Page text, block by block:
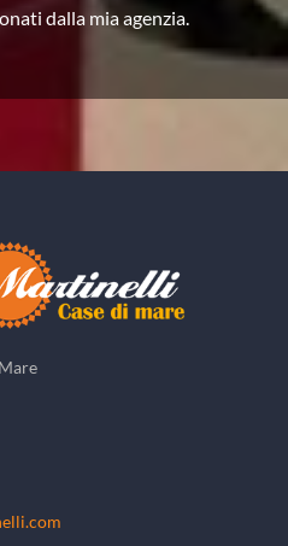
dalla mia agenzia.